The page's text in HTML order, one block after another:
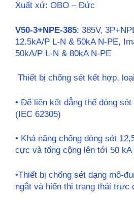
N-
quantity
Xuất xứ: OBO – Đức
V50-3+NPE-385: 385V,
12.5kA/P L-N & 50kA N-PE,
50kA/P L-N & 80kA N-PE
Thiết bị chống sét kết hợp,
• Để liên kết đẳng thế dòng
(IEC 62305)
• Khả năng chống dòng sét
cực và tổng cộng lên tới 50 kA
•Thiết bị chống sét dạng mô-
ngắt và hiển thị trạng thái trực